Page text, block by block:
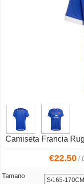
Camiseta Francia
€22.50/
Tamano